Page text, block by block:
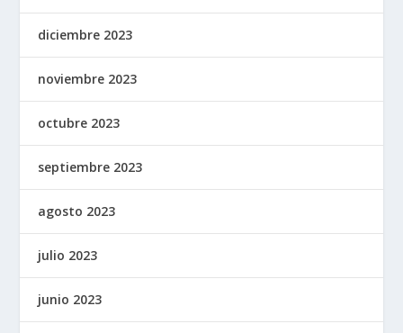
diciembre 2023
noviembre 2023
octubre 2023
septiembre 2023
agosto 2023
julio 2023
junio 2023